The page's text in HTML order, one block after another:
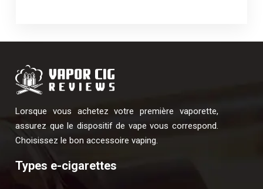
Lorsque vous achetez votre première vaporette,
assurez que le dispositif de vape vous correspond.
Choisissez le bon accessoire vaping.
Types e-cigarettes